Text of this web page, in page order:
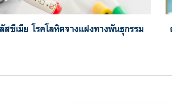
สซีเมีย โรคโลหิตจางแฝงทางพันธุกรรม